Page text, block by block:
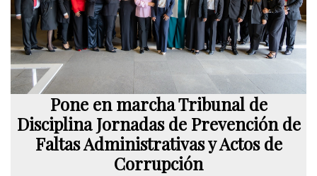
Pone en marcha Tribunal de
Disciplina Jornadas de Prevención de
Faltas Administrativas y Actos de
Corrupción